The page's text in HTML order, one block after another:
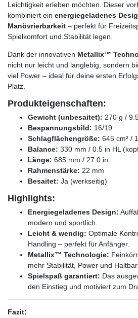
Leichtigkeit erleben möchten. Dieser
kombiniert ein energiegeladenes
Manövrierbarkeit – perfekt für
Spielkomfort und Stabilität legen.
Dank der innovativen Metallix™
nicht nur leicht und langlebig, sondern
viel Power – ideal für deine ersten
Platz.
Produkteigenschaften:
Gewicht (unbesaitet): 270 g /
Bespannungsbild: 16/19
Schlagflächengröße: 645 cm² /
Balance: 330 mm / 0.5 in HL
Länge: 685 mm / 27.0 in
Rahmenstärke: 22 mm
Besaitet: Ja (werkseitig)
Highlights:
Energiegeladenes Design:
modern und sportlich.
Leicht & wendig: Optimale
Handling – perfekt für Anfänger.
Metallix™ Technologie:
mehr Stabilität, Power und
Spielspaß garantiert: Das
den Einstieg und motiviert zum
Fazit: